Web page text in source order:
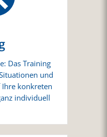
Das Training
und
konkreten
individuell